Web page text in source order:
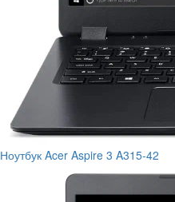
Ноутбук Acer Aspire 3 A315-42